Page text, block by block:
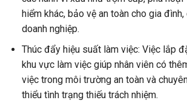
hiểm khác, bảo vệ an toàn cho gia đình,
doanh nghiệp.
Thúc đẩy hiệu suất làm việc: Việc lắp
khu vực làm việc giúp nhân viên có
việc trong môi trường an toàn và
thiểu tình trạng thiếu trách nhiệm.